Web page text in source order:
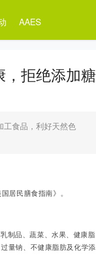
AAES
拒绝添加糖
工食品，利好天然色
国居民膳食指南》 。
制品、蔬菜、水果、健康脂
量钠、不健康脂肪及化学添